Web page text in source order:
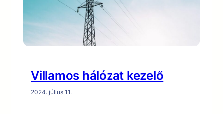
Villamos hálózat kezelő
2024. július 11.